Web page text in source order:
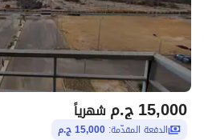
ج.م15,000 شهرياً
الدفعة المقدّمة: 15,000 ج.م